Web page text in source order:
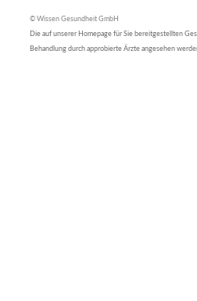
© Wissen Gesundheit GmbH
Die auf unserer Homepage für Sie bereitgestellten
Behandlung durch approbierte Ärzte angesehen